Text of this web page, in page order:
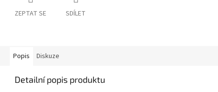
ZEPTAT SE SDÍLET
Popis Diskuze
Detailní popis produktu